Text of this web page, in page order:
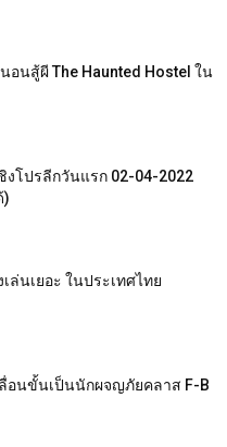
อนสู้ผี The Haunted Hostel ใน
งโปรลีกวันแรก 02-04-2022
)
ล่นเยอะ ในประเทศไทย
ลื่อนขั้นเป็นนักผจญภัยคลาส F-B